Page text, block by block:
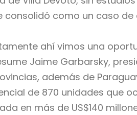
como un caso
ahí vimos una
Jaime Garbarsky,
además de
de 870 unidades que
en más de US$140